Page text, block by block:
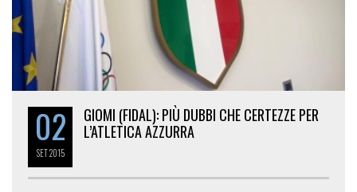
02
SET2015
GIOMI (FIDAL): PIÙ DUBBI CHE CERTEZZE PER
L’ATLETICA AZZURRA